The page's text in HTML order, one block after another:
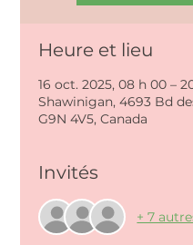
Heure et lieu
16 oct. 2025, 08 h 00 –
Shawinigan, 4693 Bd
G9N 4V5, Canada
Invités
+ 7